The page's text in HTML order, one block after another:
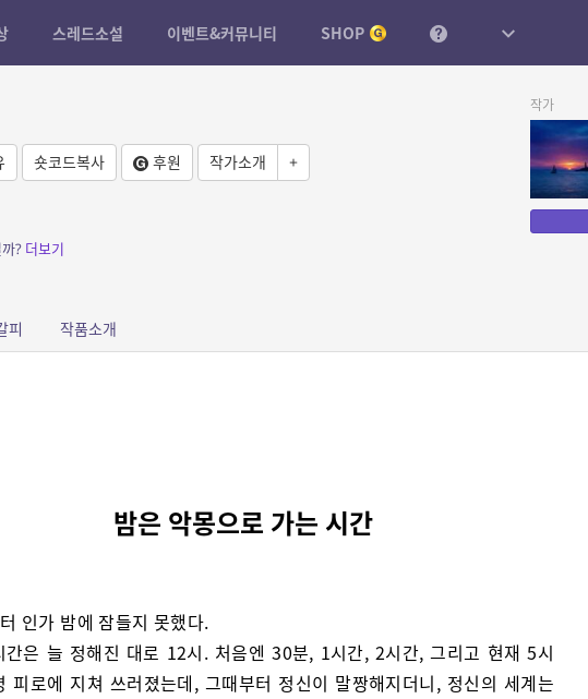
스레드소설 이벤트&커뮤니티 SHOP
숏코드복사 후원 작가소개 +
? 더보기
작가
피 작품소개
밤은 악몽으로 가는 시간
인가 밤에 잠들지 못했다.
간은 늘 정해진 대로 12시. 처음엔 30분, 1시간, 2시간, 그리고 현재 5시
로에 지쳐 쓰러졌는데, 그때부터 정신이 말짱해지더니, 정신의 세계는